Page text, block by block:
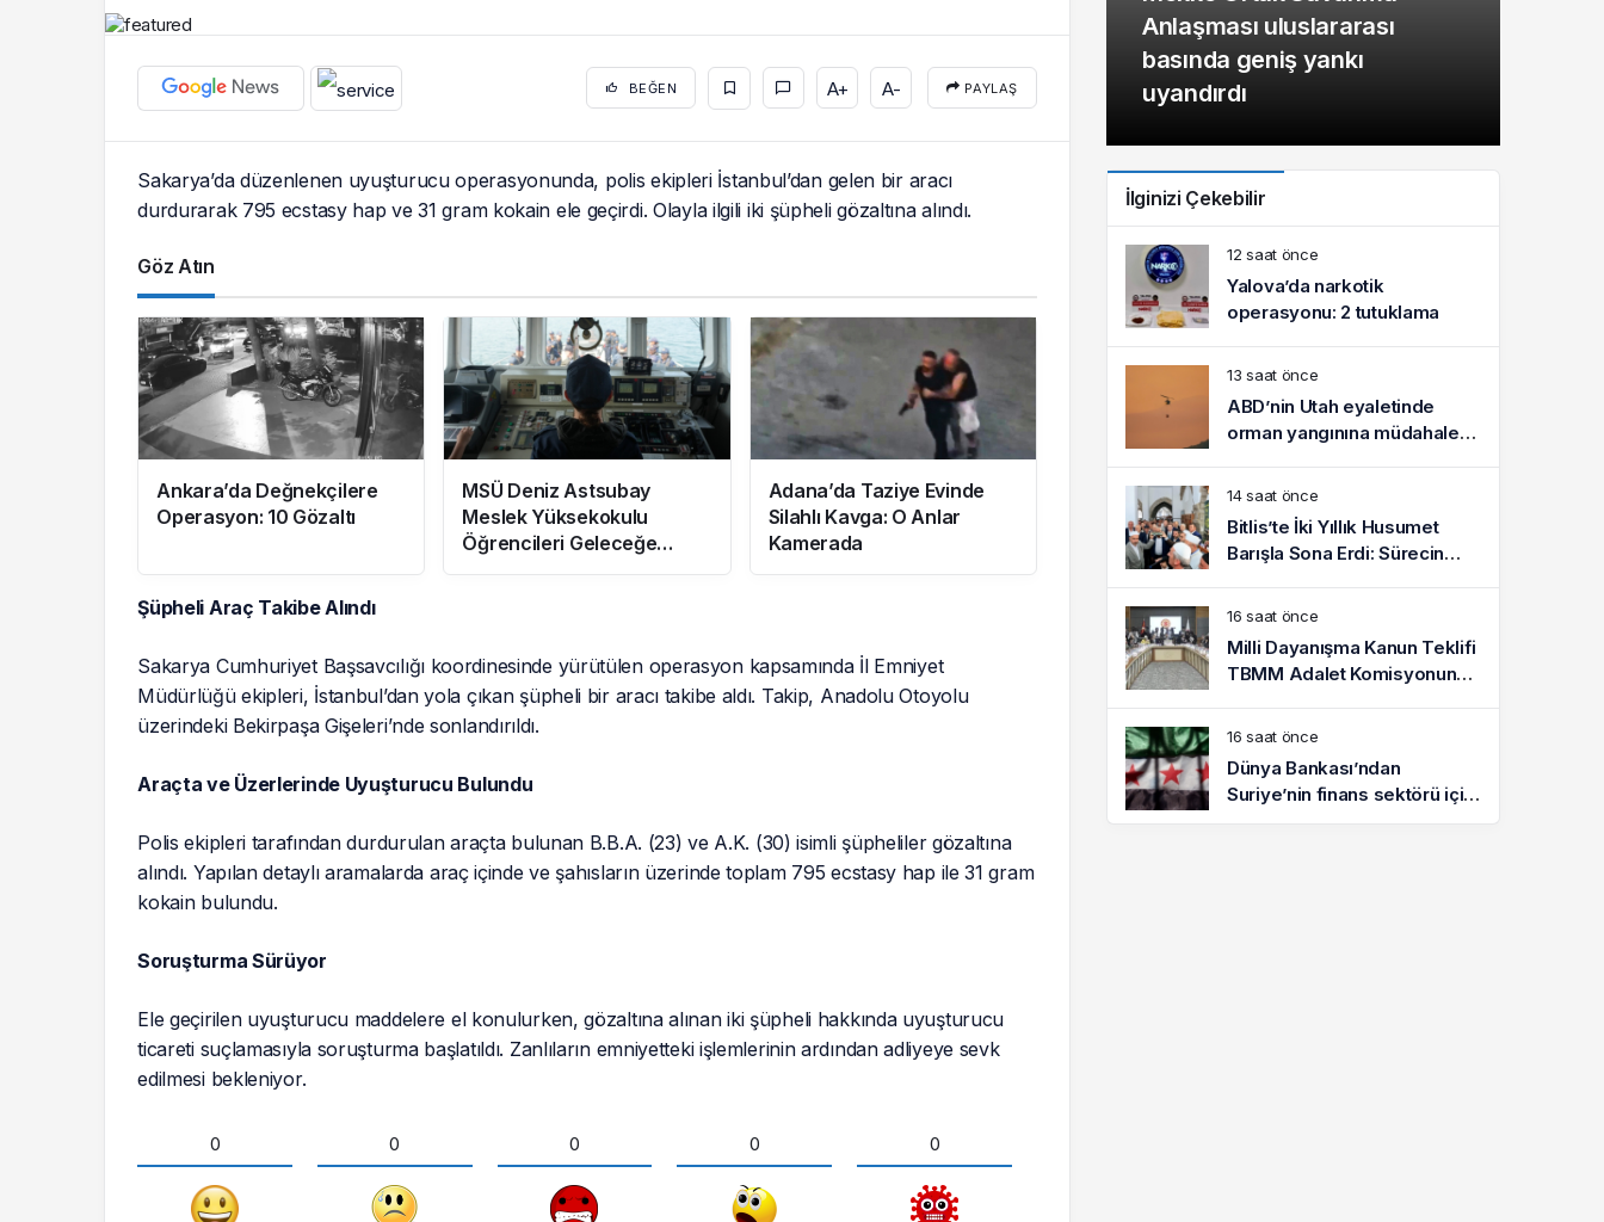
BEĞEN A+ A- PAYLAŞ
Sakarya’da düzenlenen uyuşturucu operasyonunda, polis ekipleri İstanbul’dan gelen bir aracı
durdurarak 795 ecstasy hap ve 31 gram kokain ele geçirdi. Olayla ilgili iki şüpheli gözaltına alındı.
Göz Atın
Ankara’da Değnekçilere
Operasyon: 10 Gözaltı
MSÜ Deniz Astsubay
Meslek Yüksekokulu
Öğrencileri Geleceğe
Hazırlanıyor
Adana’da Taziye Evinde
Silahlı Kavga: O Anlar
Kamerada
Şüpheli Araç Takibe Alındı
Sakarya Cumhuriyet Başsavcılığı koordinesinde yürütülen operasyon kapsamında İl Emniyet
Müdürlüğü ekipleri, İstanbul’dan yola çıkan şüpheli bir aracı takibe aldı. Takip, Anadolu Otoyolu
üzerindeki Bekirpaşa Gişeleri’nde sonlandırıldı.
Araçta ve Üzerlerinde Uyuşturucu Bulundu
Polis ekipleri tarafından durdurulan araçta bulunan B.B.A. (23) ve A.K. (30) isimli şüpheliler gözaltına
alındı. Yapılan detaylı aramalarda araç içinde ve şahısların üzerinde toplam 795 ecstasy hap ile 31 gram
kokain bulundu.
Soruşturma Sürüyor
Ele geçirilen uyuşturucu maddelere el konulurken, gözaltına alınan iki şüpheli hakkında uyuşturucu
ticareti suçlamasıyla soruşturma başlatıldı. Zanlıların emniyetteki işlemlerinin ardından adliyeye sevk
edilmesi bekleniyor.
0 0 0 0 0
Anlaşması uluslararası
basında geniş yankı
uyandırdı
İlginizi Çekebilir
12 saat önce
Yalova’da narkotik
operasyonu: 2 tutuklama
13 saat önce
ABD’nin Utah eyaletinde
orman yangınına müdahale
14 saat önce
Bitlis’te İki Yıllık Husumet
Barışla Sona Erdi: Sürecin
Lideri Hasan Açık Vardı
16 saat önce
Milli Dayanışma Kanun Teklifi
TBMM Adalet Komisyonunda
16 saat önce
Dünya Bankası’ndan
Suriye’nin finans sektörü için
100 milyon dolarlık hibe